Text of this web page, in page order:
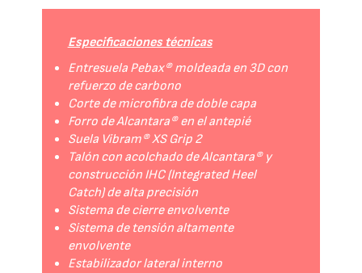
Especificaciones técnicas
Entresuela Pebax® moldeada en 3D con
refuerzo de carbono
Corte de microfibra de doble capa
Forro de Alcantara® en el antepié
Suela Vibram® XS Grip 2
Talón con acolchado de Alcantara® y
construcción IHC (Integrated Heel
Catch) de alta precisión
Sistema de cierre envolvente
Sistema de tensión altamente
envolvente
Estabilizador lateral interno